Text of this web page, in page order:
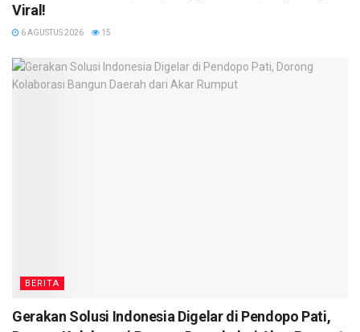
Viral!
6 AGUSTUS 2026 15
BERITA
Gerakan Solusi Indonesia Digelar di Pendopo Pati,